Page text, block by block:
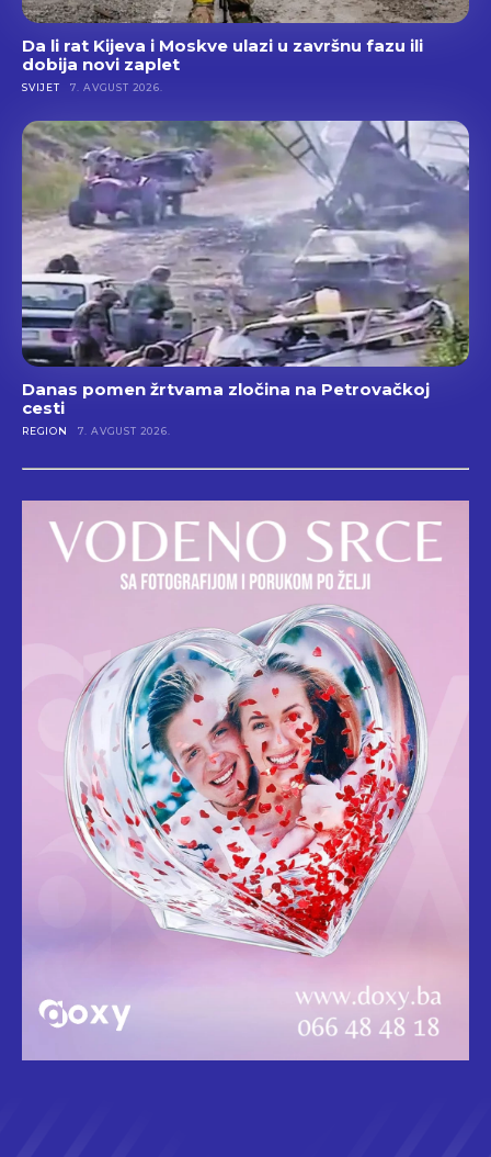
Da li rat Kijeva i Moskve ulazi u završnu fazu ili
dobija novi zaplet
SVIJET 7. AVGUST 2026.
Danas pomen žrtvama zločina na Petrovačkoj
cesti
REGION 7. AVGUST 2026.